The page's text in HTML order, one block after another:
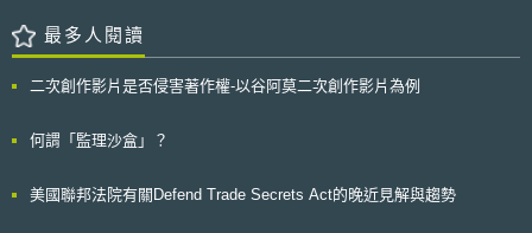
最多人閱讀
二次創作影片是否侵害著作權-以谷阿莫二次創作影片為例
何謂「監理沙盒」？
美國聯邦法院有關Defend Trade Secrets Act的晚近見解與趨勢